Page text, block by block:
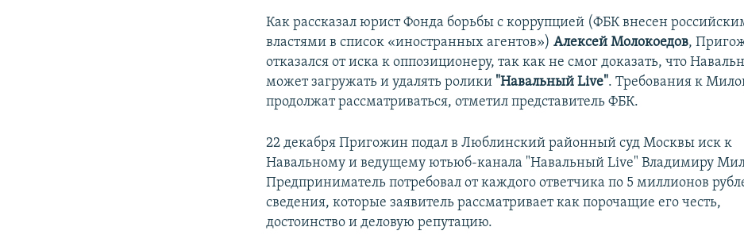
Как рассказал юрист Фонда борьбы с коррупцией (ФБК внесен
властями в список «иностранных агентов»)Алексей Молокоедов,
отказался от иска к оппозиционеру, так как не смог доказать, что
может загружать и удалять ролики "Навальный Live". Требования к
продолжат рассматриваться, отметил представитель ФБК.
22 декабря Пригожин подал в Люблинский районный суд Москвы иск к
Навальному и ведущему ютьюб-канала "Навальный Live" Владимиру
Предприниматель потребовал от каждого ответчика по 5 миллионов
сведения, которые заявитель рассматривает как порочащие его честь,
достоинство и деловую репутацию.